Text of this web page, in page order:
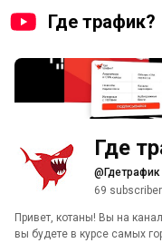
Где трафик?
Где
@Гдетрафик
69
Привет, котаны! Вы на
вы будете в курсе самых